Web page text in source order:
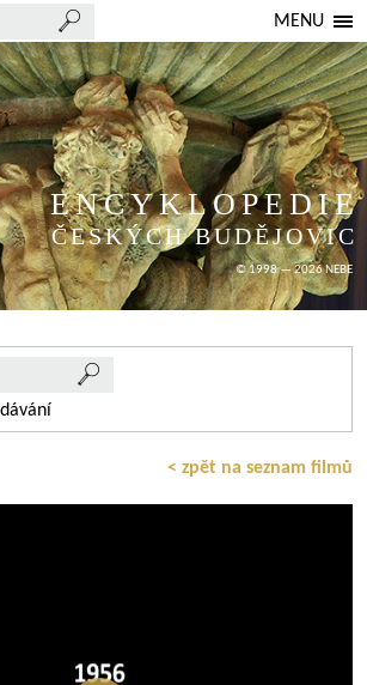
MENU
ENCYKLOPEDIE
ČESKÝCH BUDĚJOVIC
© 1998 — 2026 NEBE
< zpět na seznam filmů